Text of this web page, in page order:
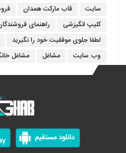
سایت
قاب مارکت همدان
کلیپ انگیزشی
راهنمای
لطفا جلوی موفقیت خود را نگیرید
وب سایت
مشاغل مشاغل